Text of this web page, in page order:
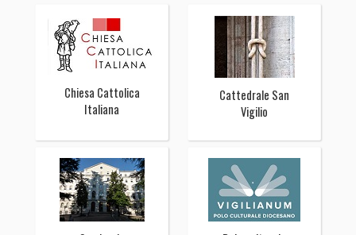
Chiesa Cattolica
Italiana
Cattedrale San
Vigilio